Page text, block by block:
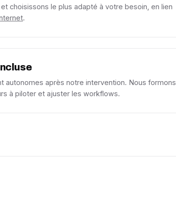
choisissons le plus adapté à votre besoin, en lien
.
autonomes après notre intervention. Nous formons
à piloter et ajuster les workflows.